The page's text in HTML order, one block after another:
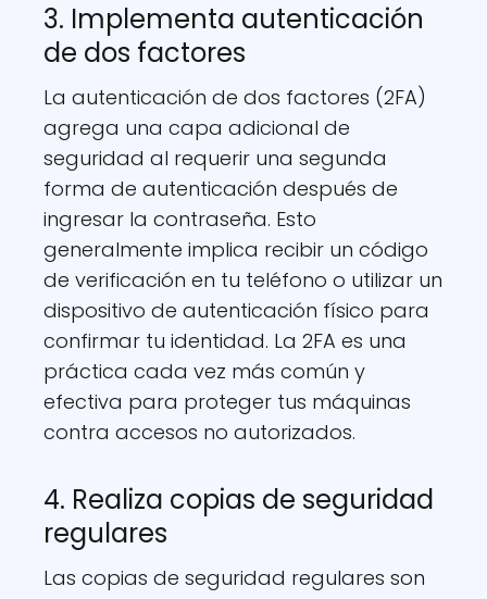
3. Implementa autenticación
de dos factores
La autenticación de dos factores (2FA)
agrega una capa adicional de
seguridad al requerir una segunda
forma de autenticación después de
ingresar la contraseña. Esto
generalmente implica recibir un código
de verificación en tu teléfono o utilizar un
dispositivo de autenticación físico para
confirmar tu identidad. La 2FA es una
práctica cada vez más común y
efectiva para proteger tus máquinas
contra accesos no autorizados.
4. Realiza copias de seguridad
regulares
Las copias de seguridad regulares son